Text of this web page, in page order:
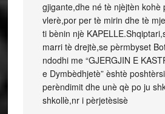
gjigante,dhe né tè njèjtèn kohè
vlerè,por per tè mirin dhe tè
ti bènin njè
marri tè drejtè,se pèrmbyset
ndodhi me “GJERGJIN E
e Dymbèdhjetè” èshtè
perèndimit dhe unè qè po ju
shkollè,nr i pèrjetèsisè